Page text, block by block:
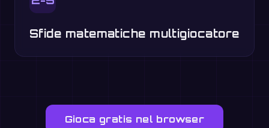
Sfide matematiche multigiocatore
Gioca gratis nel browser